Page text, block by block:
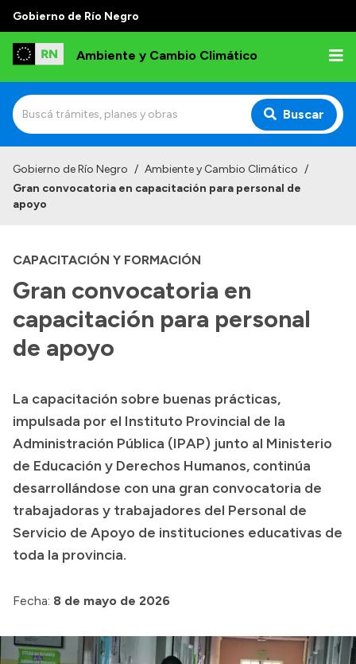
Gobierno de Río Negro
Ambiente y Cambio Climático
Buscar
Institucional
Delegaciones
Autoridades
Normativa
Presupuesto
Boletín Oficial
Compras y licitaciones
Consulta de expedientes
Consulta de pago a proveedores
Convocatorias
Intranet
Login
Gobierno de Río Negro / Ambiente y Cambio Climático /
Gran convocatoria en capacitación para personal de
apoyo
CAPACITACIÓN Y FORMACIÓN
Gran convocatoria en
capacitación para personal
de apoyo
La capacitación sobre buenas prácticas,
impulsada por el Instituto Provincial de la
Administración Pública (IPAP) junto al Ministerio
de Educación y Derechos Humanos, continúa
desarrollándose con una gran convocatoria de
trabajadoras y trabajadores del Personal de
Servicio de Apoyo de instituciones educativas de
toda la provincia.
Fecha: 8 de mayo de 2026